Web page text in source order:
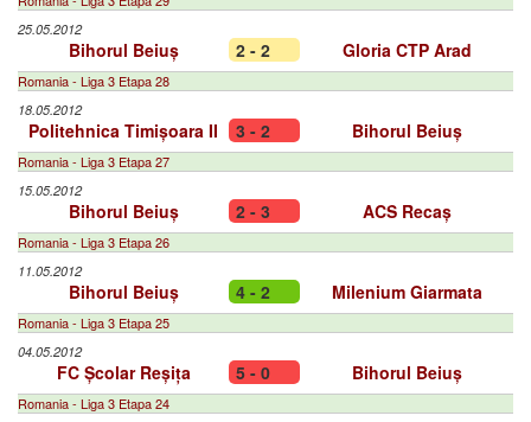
25.05.2012
Bihorul Beiuș 2 - 2 Gloria CTP Arad
Romania - Liga 3 Etapa 28
18.05.2012
Politehnica Timișoara II 3 - 2 Bihorul Beiuș
Romania - Liga 3 Etapa 27
15.05.2012
Bihorul Beiuș 2 - 3 ACS Recaș
Romania - Liga 3 Etapa 26
11.05.2012
Bihorul Beiuș 4 - 2 Milenium Giarmata
Romania - Liga 3 Etapa 25
04.05.2012
FC Școlar Reșița 5 - 0 Bihorul Beiuș
Romania - Liga 3 Etapa 24